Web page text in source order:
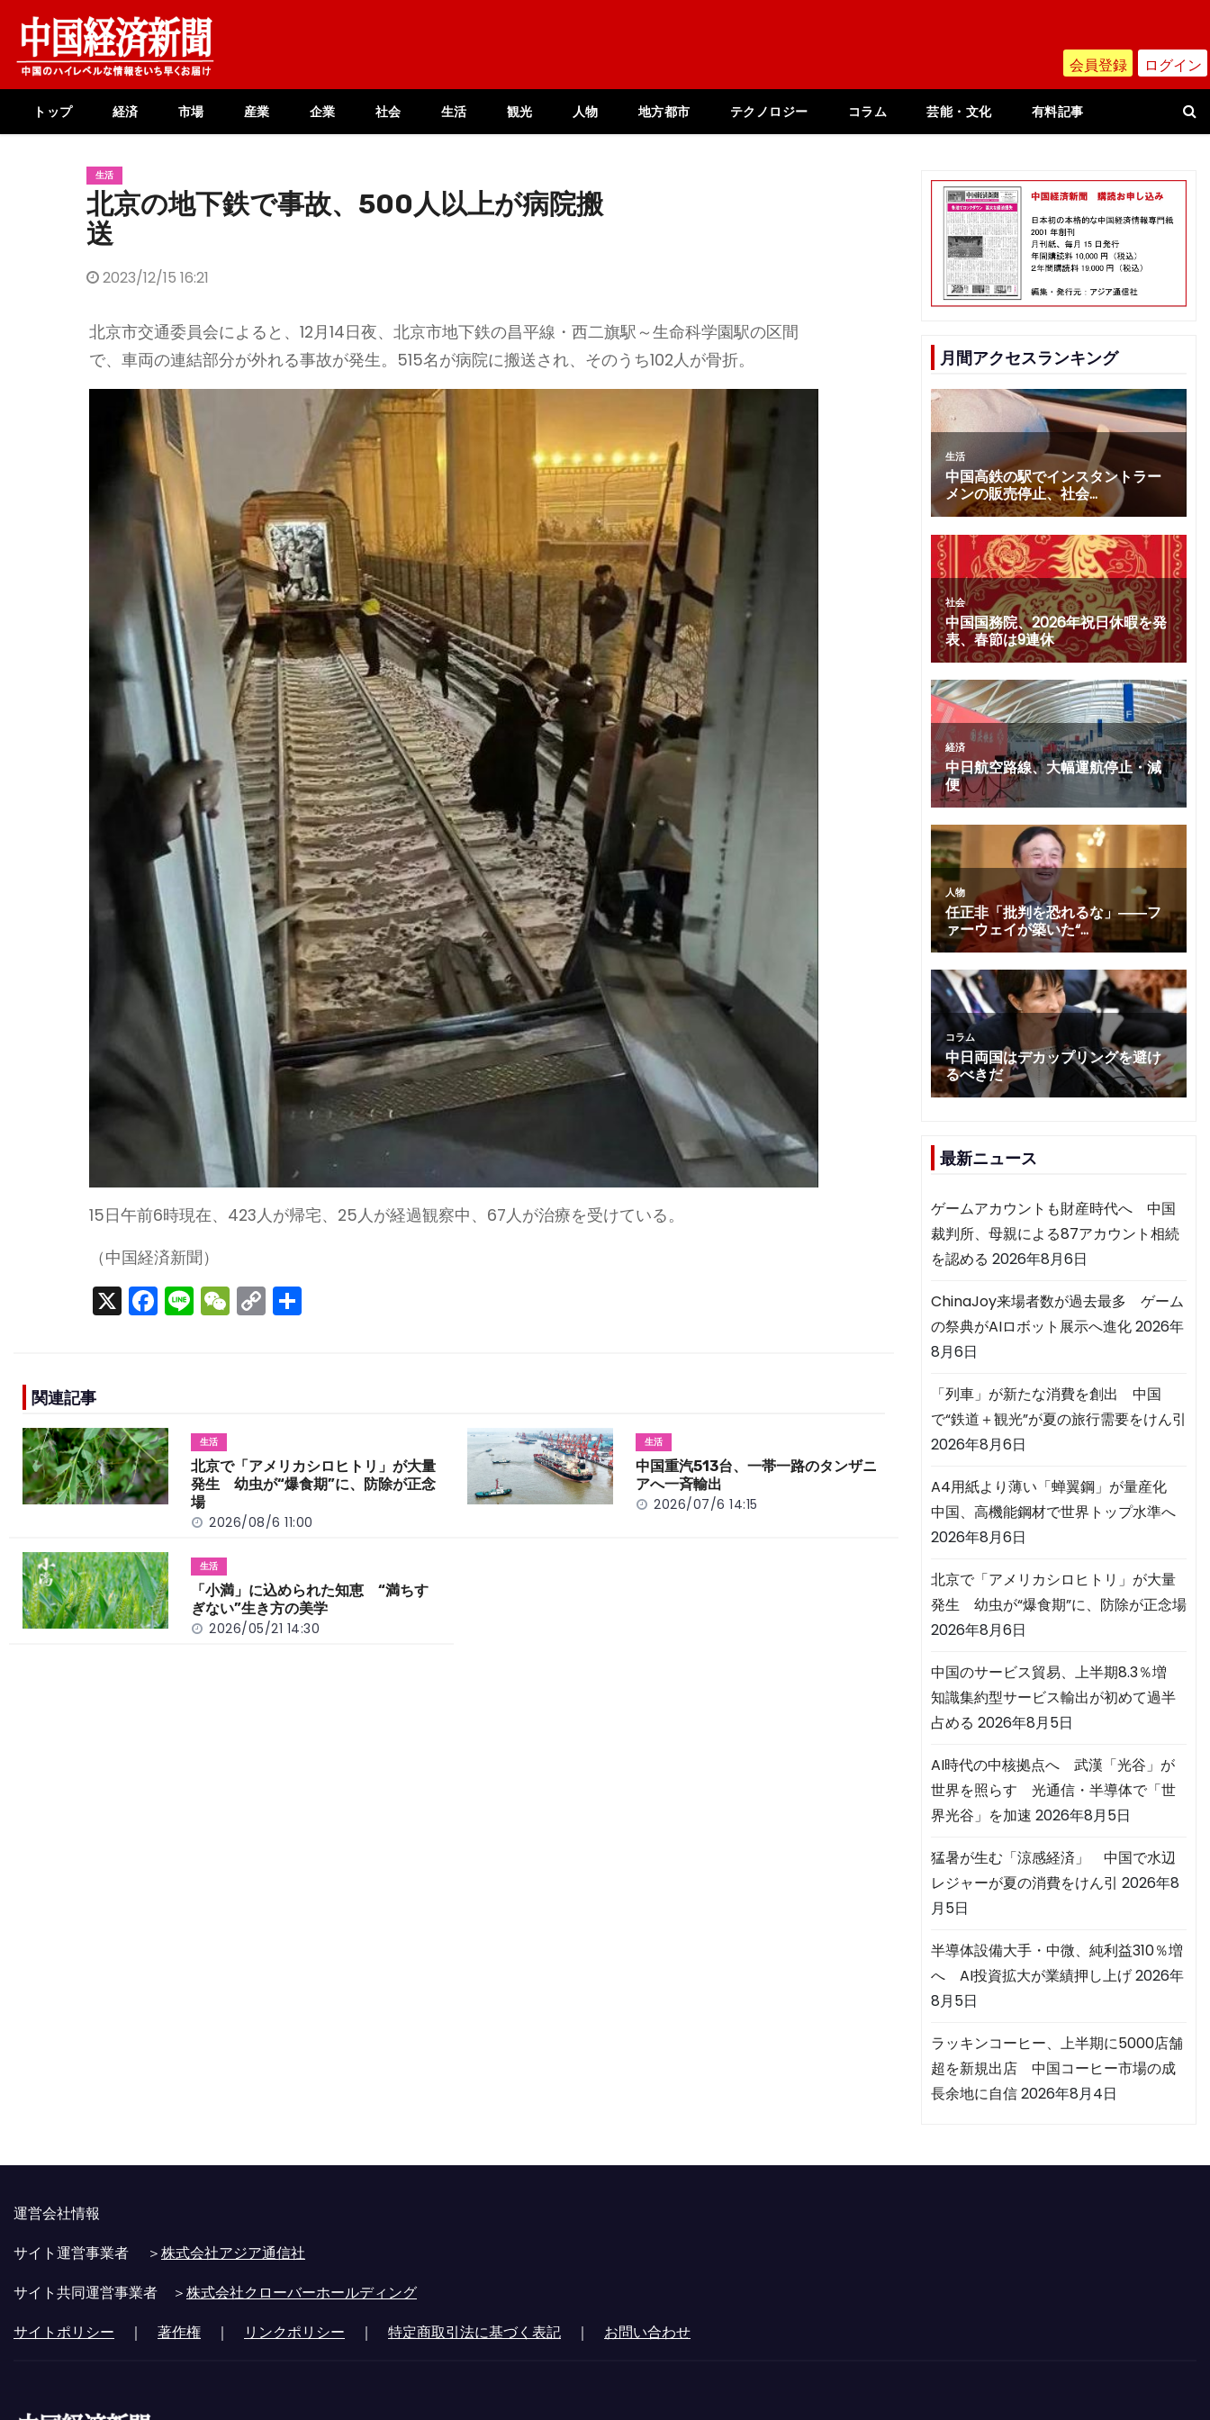
content
会員登録 ログイン
トップ 経済 市場 産業 企業 社会 生活 観光 人物 地方都市 テクノロジー コラム 芸能・文化 有料記事
生活
北京の地下鉄で事故、500人以上が病院搬
送
2023/12/15 16:21
北京市交通委員会によると、12月14日夜、北京市地下鉄の昌平線・西二旗駅～生命科学園駅の区間
で、車両の連結部分が外れる事故が発生。515名が病院に搬送され、そのうち102人が骨折。
15日午前6時現在、423人が帰宅、25人が経過観察中、67人が治療を受けている。
（中国経済新聞）
X F
o
o
k
Li W C
k
関連記事
生活
北京で「アメリカシロヒトリ」が大量
発生 幼虫が“爆食期”に、防除が正念
場
2026/08/6 11:00
生活
中国重汽513台、一帯一路のタンザニ
アへ一斉輸出
2026/07/6 14:15
生活
「小満」に込められた知恵 “満ちす
ぎない”生き方の美学
2026/05/21 14:30
月間アクセスランキング
最新ニュース
ゲームアカウントも財産時代へ 中国
裁判所、母親による87アカウント相続
を認める 2026年8月6日
ChinaJoy来場者数が過去最多 ゲーム
の祭典がAIロボット展示へ進化2026年
8月6日
「列車」が新たな消費を創出 中国
で“鉄道＋観光”が夏の旅行需要をけん引
2026年8月6日
A4用紙より薄い「蝉翼鋼」が量産化
中国、高機能鋼材で世界トップ水準へ
2026年8月6日
北京で「アメリカシロヒトリ」が大量
発生 幼虫が“爆食期”に、防除が正念場
2026年8月6日
中国のサービス貿易、上半期8.3％増
知識集約型サービス輸出が初めて過半
占める 2026年8月5日
AI時代の中核拠点へ 武漢「光谷」が
世界を照らす 光通信・半導体で「世
界光谷」を加速 2026年8月5日
猛暑が生む「涼感経済」 中国で水辺
レジャーが夏の消費をけん引 2026年8
月5日
半導体設備大手・中微、純利益310％増
へ AI投資拡大が業績押し上げ2026年
8月5日
ラッキンコーヒー、上半期に5000店舗
超を新規出店 中国コーヒー市場の成
長余地に自信2026年8月4日
運営会社情報
サイト運営事業者 ＞株式会社アジア通信社
サイト共同運営事業者 ＞株式会社クローバーホールディング
サイトポリシー ｜ 著作権 ｜ リンクポリシー ｜ 特定商取引法に基づく表記 ｜ お問い合わせ